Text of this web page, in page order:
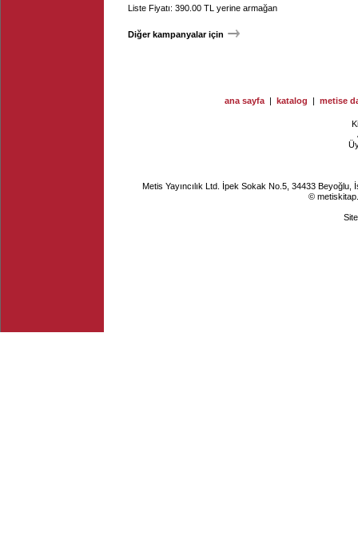
Liste Fiyatı: 390.00 TL yerine armağan
Diğer kampanyalar için
ana sayfa | katalog | metise
Metis Yayıncılık Ltd. İpek Sokak No.5, 34433
©